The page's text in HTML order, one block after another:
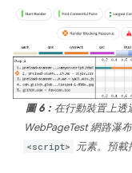
圖 6： 在行動裝置上透
WebPageTest 網路瀑
<script>
元素。預